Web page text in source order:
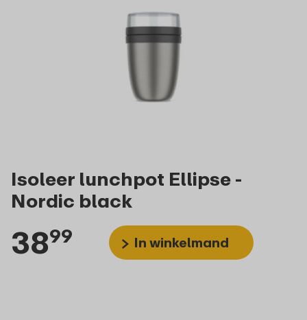
Isoleer lunchpot Ellipse -
Nordic black
3899 In winkelmand